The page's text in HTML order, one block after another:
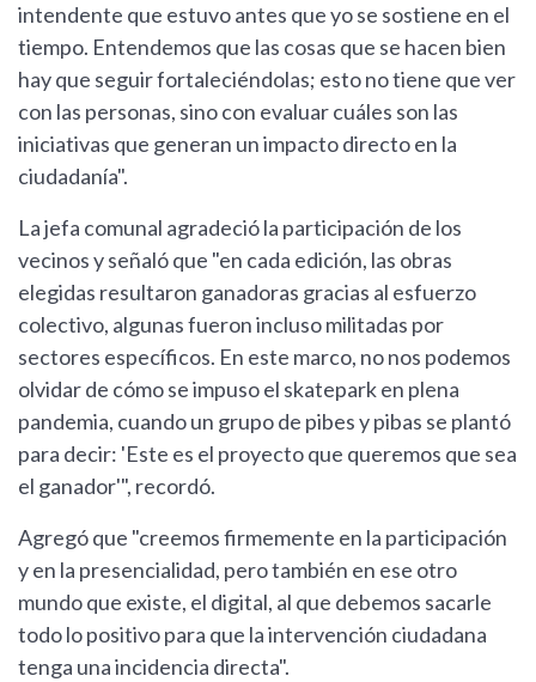
intendente que estuvo antes que yo se sostiene en el
tiempo. Entendemos que las cosas que se hacen bien
hay que seguir fortaleciéndolas; esto no tiene que ver
con las personas, sino con evaluar cuáles son las
iniciativas que generan un impacto directo en la
ciudadanía".
La jefa comunal agradeció la participación de los
vecinos y señaló que "en cada edición, las obras
elegidas resultaron ganadoras gracias al esfuerzo
colectivo, algunas fueron incluso militadas por
sectores específicos. En este marco, no nos podemos
olvidar de cómo se impuso el skatepark en plena
pandemia, cuando un grupo de pibes y pibas se plantó
para decir: 'Este es el proyecto que queremos que sea
el ganador'", recordó.
Agregó que "creemos firmemente en la participación
y en la presencialidad, pero también en ese otro
mundo que existe, el digital, al que debemos sacarle
todo lo positivo para que la intervención ciudadana
tenga una incidencia directa".